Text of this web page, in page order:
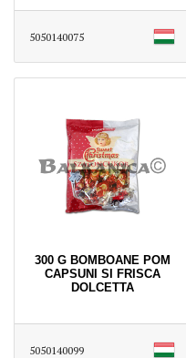
5050140075
300 G BOMBOANE POM
CAPSUNI SI FRISCA
DOLCETTA
5050140099